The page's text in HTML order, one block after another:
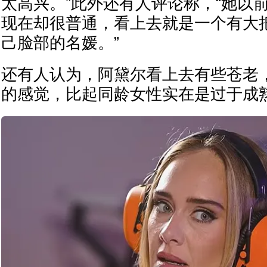
太高兴。”此外还有人评论称，“她以
现在却很普通，看上去就是一个有大
己脸部的名媛。”
还有人认为，阿黛尔看上去有些苍老
的感觉，比起同龄女性实在是过于成